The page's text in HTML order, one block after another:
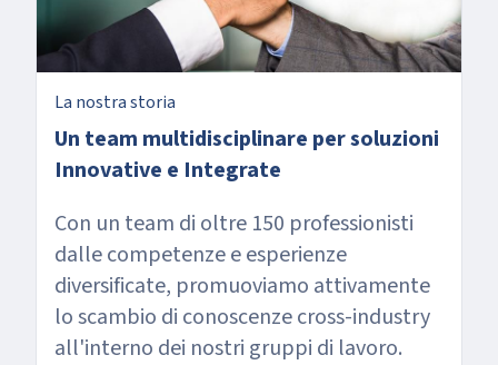
La nostra storia
Un team multidisciplinare per soluzioni
Innovative e Integrate
Con un team di oltre 150 professionisti
dalle competenze e esperienze
diversificate, promuoviamo attivamente
lo scambio di conoscenze cross-industry
all'interno dei nostri gruppi di lavoro.